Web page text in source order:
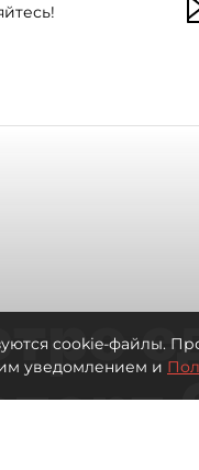
cookie-файлы.
уведомлением и